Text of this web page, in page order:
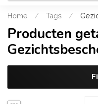
Home / Tags /
Producten